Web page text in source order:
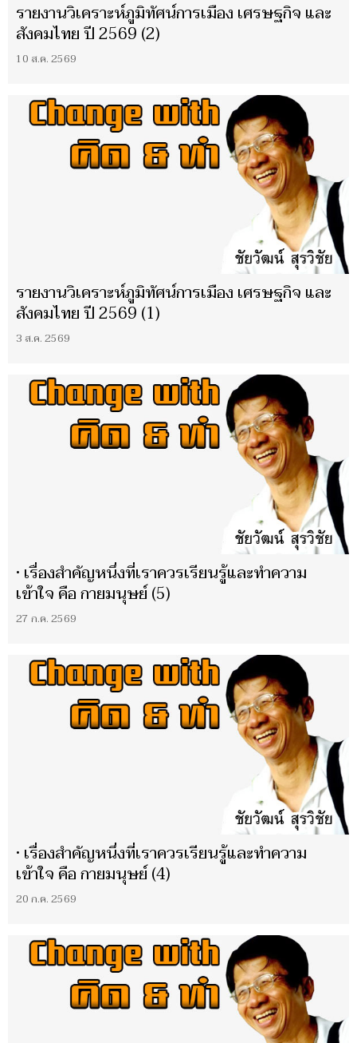
รายงานวิเคราะห์ภูมิทัศน์การเมือง เศรษฐกิจ และ
สังคมไทย ปี 2569 (2)
10 ส.ค. 2569
รายงานวิเคราะห์ภูมิทัศน์การเมือง เศรษฐกิจ และ
สังคมไทย ปี 2569 (1)
3 ส.ค. 2569
• เรื่องสำคัญหนึ่งที่เราควรเรียนรู้และทำความ
เข้าใจ คือ กายมนุษย์ (5)
27 ก.ค. 2569
• เรื่องสำคัญหนึ่งที่เราควรเรียนรู้และทำความ
เข้าใจ คือ กายมนุษย์ (4)
20 ก.ค. 2569